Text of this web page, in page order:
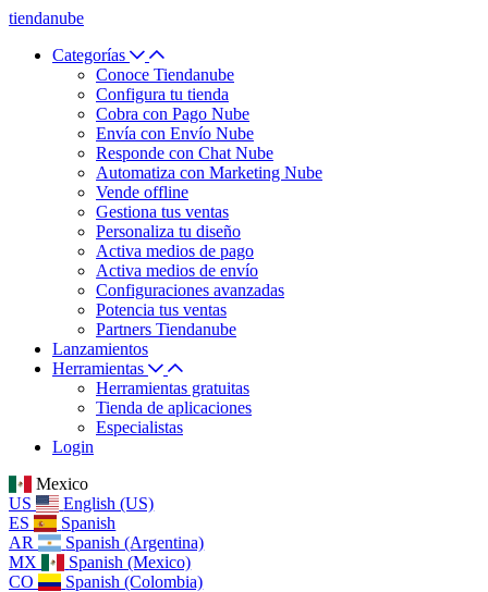
tiendanube
Categorías
Conoce Tiendanube
Configura tu tienda
Cobra con Pago Nube
Envía con Envío Nube
Responde con Chat Nube
Automatiza con Marketing Nube
Vende offline
Gestiona tus ventas
Personaliza tu diseño
Activa medios de pago
Activa medios de envío
Configuraciones avanzadas
Potencia tus ventas
Partners Tiendanube
Lanzamientos
Herramientas
Herramientas gratuitas
Tienda de aplicaciones
Especialistas
Login
Mexico
US
English (US)
ES
Spanish
AR
Spanish (Argentina)
MX
Spanish (Mexico)
CO
Spanish (Colombia)